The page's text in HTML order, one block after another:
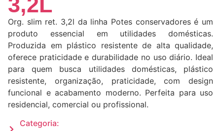
Org. slim ret. 3,2l da linha Potes conservadores é um
produto essencial em utilidades domésticas.
Produzida em plástico resistente de alta qualidade,
oferece praticidade e durabilidade no uso diário. Ideal
para quem busca utilidades domésticas, plástico
resistente, organização, praticidade, com design
funcional e acabamento moderno. Perfeita para uso
residencial, comercial ou profissional.
Categoria: